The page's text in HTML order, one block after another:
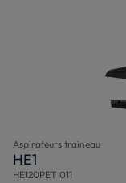
Aspirateurs traineau
HE1
HE120PET 011